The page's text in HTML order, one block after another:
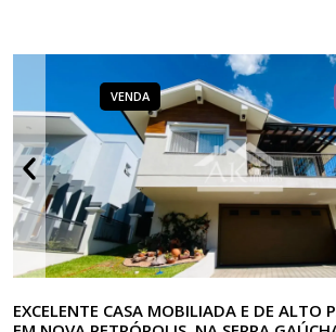
VENDA
EXCELENTE CASA MOBILIADA E DE ALTO